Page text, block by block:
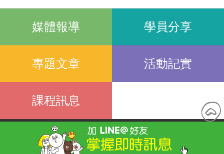
媒體報導 學員分享
專題文章 活動記實
課程訊息
隱私權政策 會員服務條款
T：+886-2-2577-2816